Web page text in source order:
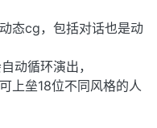
态cg，包括对话也是动
动循环演出，
上垒18位不同风格的人